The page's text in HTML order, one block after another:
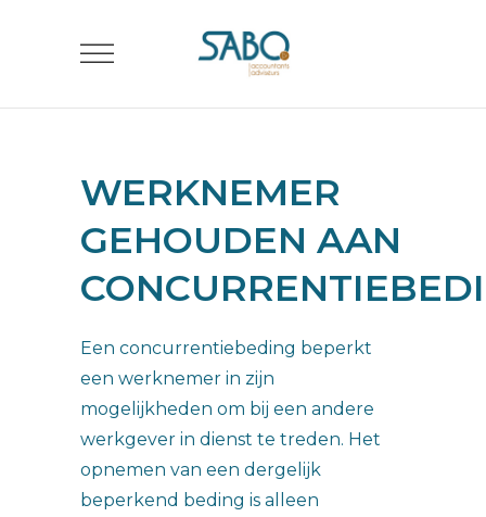
WERKNEMER
GEHOUDEN AAN
Een concurrentiebeding beperkt
een werknemer in zijn
mogelijkheden om bij een andere
werkgever in dienst te treden. Het
opnemen van een dergelijk
beperkend beding is alleen